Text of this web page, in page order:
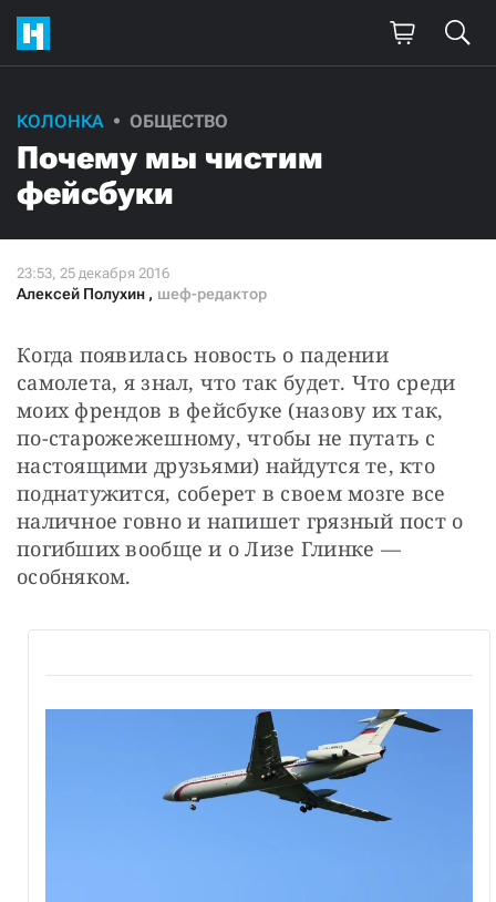
КОЛОНКА ОБЩЕСТВО
Почему мы чистим
фейсбуки
Алексей Полухин , шеф-редактор
Когда появилась новость о падении
самолета, я знал, что так будет. Что среди
моих френдов в фейсбуке (назову их так,
по-старожежешному, чтобы не путать с
настоящими друзьями) найдутся те, кто
поднатужится, соберет в своем мозге все
наличное говно и напишет грязный пост о
погибших вообще и о Лизе Глинке —
особняком.
Поддержите
нашу работу!
Ежемесячно
3000
Нажимая кнопку «Стать соучастником»,
я принимаю условия и подтверждаю свое гражданство РФ
СТАТЬ СОУЧАСТНИКОМ
ПОДЕЛИТЬСЯ С ДРУЗЬЯМИ
Если у вас есть вопросы, пишите